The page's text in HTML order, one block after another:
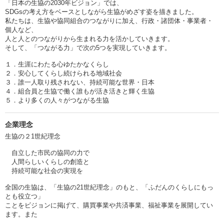
「日本の生協の2030年ビジョン」では、
SDGsの考え方をベースとしながら生協がめざす姿を描きました。
私たちは、生協や協同組合のつながりに加え、行政・諸団体・事業者・
個人など、
人と人とのつながりから生まれる力を活かしていきます。
そして、「つながる力」で次の5つを実現していきます。
１．生涯にわたる心ゆたかなくらし
２．安心してくらし続けられる地域社会
３．誰一人取り残されない、持続可能な世界・日本
４．組合員と生協で働く誰もが活き活きと輝く生協
５．より多くの人々がつながる生協
企業理念
生協の２1世紀理念
自立した市民の協同の力で
人間らしいくらしの創造と
持続可能な社会の実現を
全国の生協は、「生協の21世紀理念」のもと、「ふだんのくらしにもっ
とも役立つ」
ことをビジョンに掲げて、購買事業や共済事業、福祉事業を展開してい
ます。また